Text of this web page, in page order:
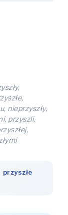
nieprzyszły,
przyszli,
przyszłe